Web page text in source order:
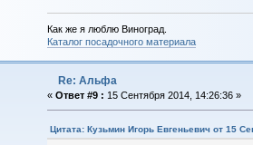
Как же я люблю Виноград.
Каталог посадочного материала
Re: Альфа
« Ответ #9 : 15 Сентября 2014, 14:26:36 »
Цитата: Кузьмин Игорь Евгеньевич от 15